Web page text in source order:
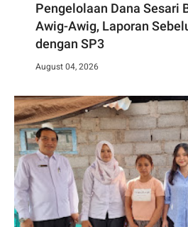
Pengelolaan Dana Sesari
Awig-Awig, Laporan
dengan SP3
August 04, 2026